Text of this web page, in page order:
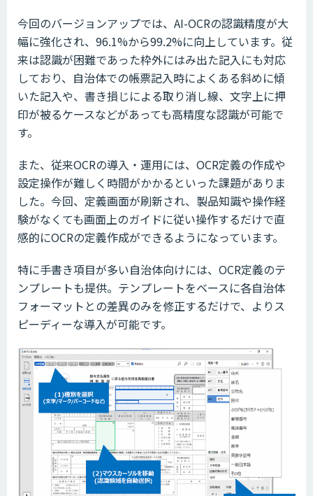
今回のバージョンアップでは、AI-OCRの認識精度が大
幅に強化され、96.1%から99.2%に向上しています。従
来は認識が困難であった枠外にはみ出た記入にも対応
しており、自治体での帳票記入時によくある斜めに傾
いた記入や、書き損じによる取り消し線、文字上に押
印が被るケースなどがあっても高精度な認識が可能で
す。
また、従来OCRの導入・運用には、OCR定義の作成や
設定操作が難しく時間がかかるといった課題がありま
した。今回、定義画面が刷新され、製品知識や操作経
験がなくても画面上のガイドに従い操作するだけで直
感的にOCRの定義作成ができるようになっています。
特に手書き項目が多い自治体向けには、OCR定義のテ
ンプレートも提供。テンプレートをベースに各自治体
フォーマットとの差異のみを修正するだけで、よりス
ピーディーな導入が可能です。